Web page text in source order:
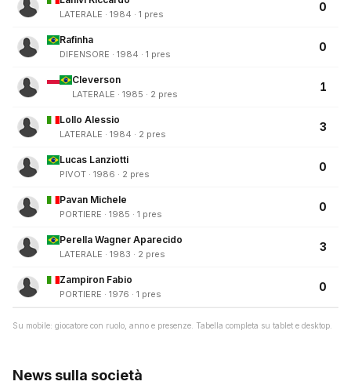
LATERALE · 1984 · 1 pres
0
Rafinha
DIFENSORE · 1984 · 1 pres
0
Cleverson
LATERALE · 1985 · 2 pres
1
Lollo Alessio
LATERALE · 1984 · 2 pres
3
Lucas Lanziotti
PIVOT · 1986 · 2 pres
0
Pavan Michele
PORTIERE · 1985 · 1 pres
0
Perella Wagner Aparecido
LATERALE · 1983 · 2 pres
3
Zampiron Fabio
PORTIERE · 1976 · 1 pres
0
Su mobile: giocatore con ruolo, anno e presenze. Tabella completa su tablet e desktop.
News sulla società